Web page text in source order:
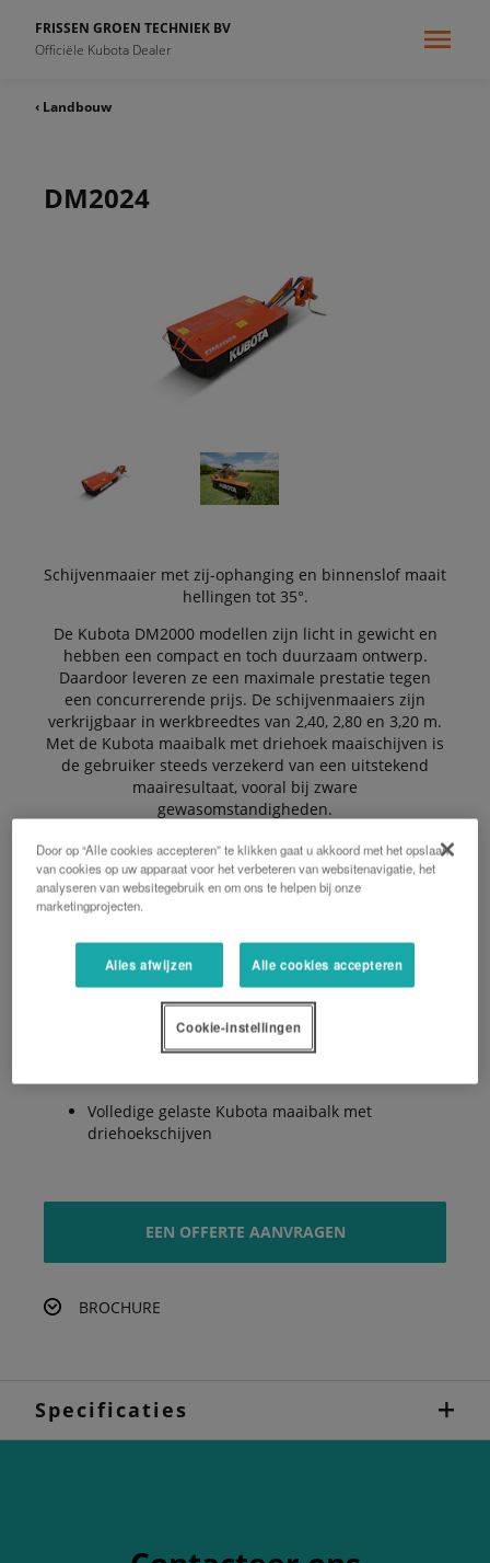
FRISSEN GROEN TECHNIEK BV
Officiële Kubota Dealer
‹ Landbouw
DM2024
Schijvenmaaier met zij-ophanging en binnenslof maait
hellingen tot 35°.
De Kubota DM2000 modellen zijn licht in gewicht en
hebben een compact en toch duurzaam ontwerp.
Daardoor leveren ze een maximale prestatie tegen
een concurrerende prijs. De schijvenmaaiers zijn
verkrijgbaar in werkbreedtes van 2,40, 2,80 en 3,20 m.
Met de Kubota maaibalk met driehoek maaischijven is
de gebruiker steeds verzekerd van een uitstekend
maairesultaat, vooral bij zware
gewasomstandigheden.
De Voordelen:
Obstakelbeveiliging
Flexibele ophanging
Volledige gelaste Kubota maaibalk met
driehoekschijven
EEN OFFERTE AANVRAGEN
BROCHURE
Specificaties
Door op “Alle cookies accepteren” te klikken gaat u akkoord met het opslaan
van cookies op uw apparaat voor het verbeteren van websitenavigatie, het
analyseren van websitegebruik en om ons te helpen bij onze
marketingprojecten.
Alles afwijzen Alle cookies accepteren
Cookie-instellingen